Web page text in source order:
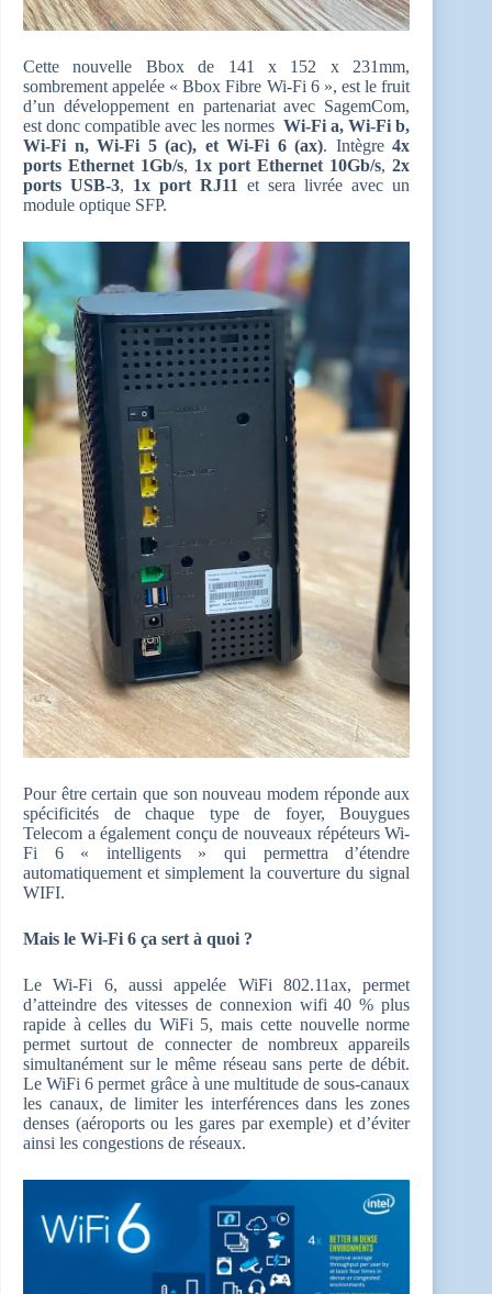
Cette nouvelle Bbox de 141 x 152 x 231mm,
sombrement appelée « Bbox Fibre Wi-Fi 6 », est le fruit
d’un développement en partenariat avec SagemCom,
est donc compatible avec les normes Wi-Fi a, Wi-Fi b,
Wi-Fi n, Wi-Fi 5 (ac), et Wi-Fi 6(ax). Intègre4x
ports Ethernet 1Gb/s, 1x port Ethernet 10Gb/s,2x
ports USB-3, 1x port RJ11 et sera livrée avec un
module optique SFP.
Pour être certain que son nouveau modem réponde aux
spécificités de chaque type de foyer, Bouygues
Telecom a également conçu de nouveaux répéteurs Wi-
Fi 6 « intelligents » qui permettra d’étendre
automatiquement et simplement la couverture du signal
WIFI.
Mais le Wi-Fi 6 ça sert à quoi ?
Le Wi-Fi 6, aussi appelée WiFi 802.11ax, permet
d’atteindre des vitesses de connexion wifi 40 % plus
rapide à celles du WiFi 5, mais cette nouvelle norme
permet surtout de connecter de nombreux appareils
simultanément sur le même réseau sans perte de débit.
Le WiFi 6 permet grâce à une multitude de sous-canaux
les canaux, de limiter les interférences dans les zones
denses (aéroports ou les gares par exemple) et d’éviter
ainsi les congestions de réseaux.